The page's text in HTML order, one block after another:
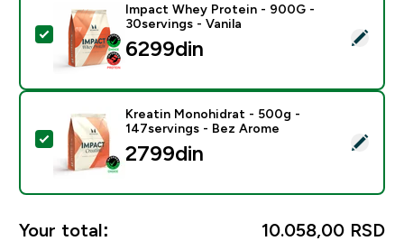
Select this product - Impact Whey Protein - 900G -
Impact Whey Protein - 900G -
30servings - Vanila
6299din‎
Select this product - Kreatin Monohidrat - 500g -
Kreatin Monohidrat - 500g -
147servings - Bez Arome
2799din‎
Your total: 10.058,00 RSD‎